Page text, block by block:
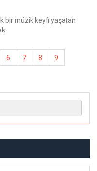
bir müzik keyfi yaşatan
6 7 8 9